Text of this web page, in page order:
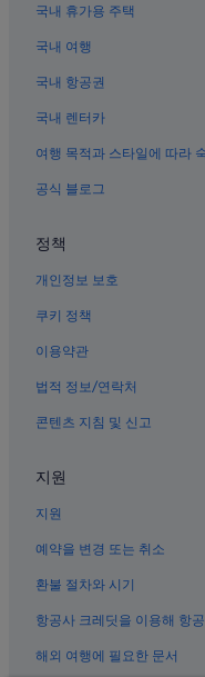
샹파뉴아르덴의 타운하우스
잉리쉬 자르 근처 호텔
에페르네 근처 호텔
망씨의 B&B
샹파뉴아르덴의 해변 호텔
샹파뉴아르덴의 하우스보트
파니에르 호텔
샴페인의 2성급 호텔
베르제-레-베르투스 호텔
Chalons-En-Champagne
샹파뉴아르덴의 농장체험 숙
샹파뉴아르덴의 성
샹파뉴아르덴의 부티크 호텔
랑트 호텔
아티스 호텔
국내 휴가용 주택
국내 여행
국내 항공권
국내 렌터카
여행 목적과 스타일에 따라
공식 블로그
정책
개인정보 보호
쿠키 정책
이용약관
법적 정보/연락처
콘텐츠 지침 및 신고
지원
지원
예약을 변경 또는 취소
환불 절차와 시기
항공사 크레딧을 이용해 항
해외 여행에 필요한 문서